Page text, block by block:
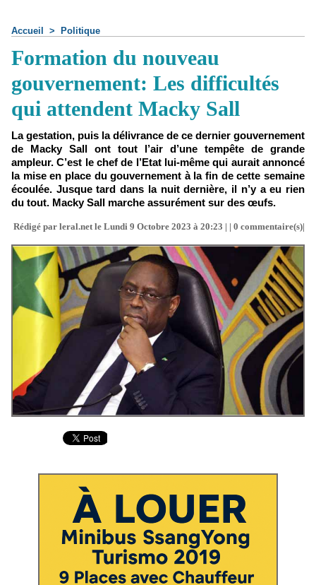
Accueil > Politique
Formation du nouveau
gouvernement: Les difficultés
qui attendent Macky Sall
La gestation, puis la délivrance de ce dernier gouvernement
de Macky Sall ont tout l’air d’une tempête de grande
ampleur. C’est le chef de l’Etat lui-même qui aurait annoncé
la mise en place du gouvernement à la fin de cette semaine
écoulée. Jusque tard dans la nuit dernière, il n’y a eu rien
du tout. Macky Sall marche assurément sur des œufs.
Rédigé par leral.net le Lundi 9 Octobre 2023 à 20:23 | | 0 commentaire(s)|